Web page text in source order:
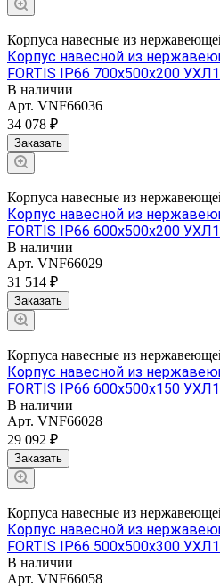
Корпуса навесные из
Корпус навесной из
FORTIS IP66 700х500х200 УХЛ1
В наличии
Арт. VNF66036
34 078 ₽
Заказать
Корпуса навесные из
Корпус навесной из
FORTIS IP66 600х500х200 УХЛ1
В наличии
Арт. VNF66029
31 514 ₽
Заказать
Корпуса навесные из
Корпус навесной из
FORTIS IP66 600х500х150 УХЛ1
В наличии
Арт. VNF66028
29 092 ₽
Заказать
Корпуса навесные из
Корпус навесной из
FORTIS IP66 500х500х300 УХЛ1
В наличии
Арт. VNF66058